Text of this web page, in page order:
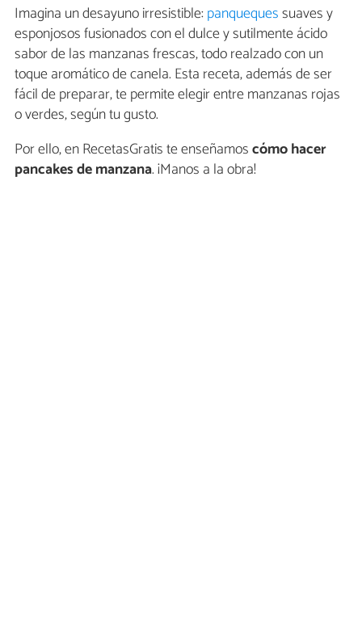
Imagina un desayuno irresistible:panquequessuaves y
esponjosos fusionados con el dulce y sutilmente ácido
sabor de las manzanas frescas, todo realzado con un
toque aromático de canela. Esta receta, además de ser
fácil de preparar, te permite elegir entre manzanas rojas
o verdes, según tu gusto.
Por ello, en RecetasGratis te enseñamoscómo hacer
pancakes de manzana. ¡Manos a la obra!